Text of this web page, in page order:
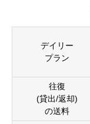
デイリー
プラン
往復
(貸出/返却)
の送料